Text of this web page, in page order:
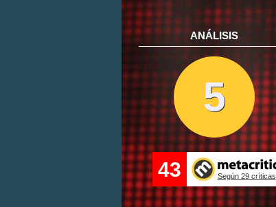
ANÁLISIS
5
43 Según 29 críticas